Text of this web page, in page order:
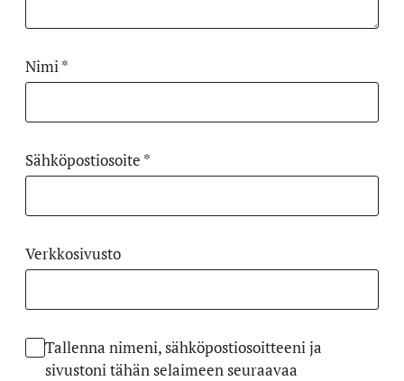
Nimi*
Sähköpostiosoite *
Verkkosivusto
Tallenna nimeni, sähköpostiosoitteeni ja
sivustoni tähän selaimeen seuraavaa